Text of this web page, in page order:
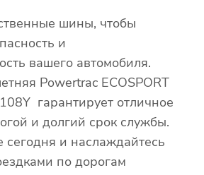
шины, чтобы
и
вашего автомобиля.
Powertrac ECOSPORT
гарантирует отличное
и долгий срок службы.
сегодня и наслаждайтесь
по дорогам